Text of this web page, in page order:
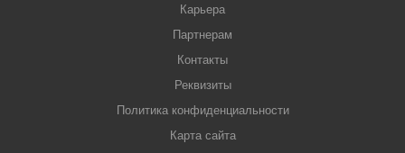
Карьера
Партнерам
Контакты
Реквизиты
Политика конфиденциальности
Карта сайта